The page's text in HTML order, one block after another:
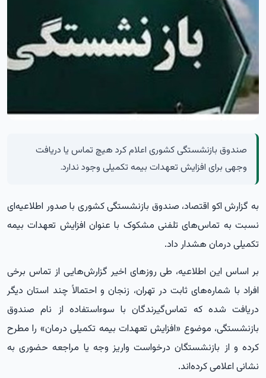
صندوق بازنشستگی کشوری اعلام کرد هیچ تماس یا دریافت
وجهی برای افزایش تعهدات بیمه تکمیلی وجود ندارد.
به گزارشاکو اقتصاد، صندوق بازنشستگی کشوری با صدور اطلاعیه‌ای
نسبت به تماس‌های تلفنی مشکوک با عنوان افزایش تعهدات بیمه
تکمیلی درمان هشدار داد.
بر اساس این اطلاعیه، طی روزهای اخیر گزارش‌هایی از تماس برخی
افراد با شماره‌های ثابت در تهران، زنجان و احتمالاً چند استان دیگر
دریافت شده که تماس‌گیرندگان با سوءاستفاده از نام صندوق
بازنشستگی، موضوع «افزایش تعهدات بیمه تکمیلی درمان» را مطرح
کرده و از بازنشستگان درخواست واریز وجه یا مراجعه حضوری به
نشانی اعلامی کرده‌اند.